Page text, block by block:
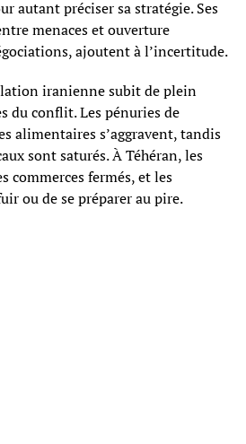
autant préciser sa stratégie. Ses
menaces et ouverture
ajoutent à l’incertitude.
iranienne subit de plein
du conflit. Les pénuries de
alimentaires s’aggravent, tandis
sont saturés. À Téhéran, les
commerces fermés, et les
ou de se préparer au pire.